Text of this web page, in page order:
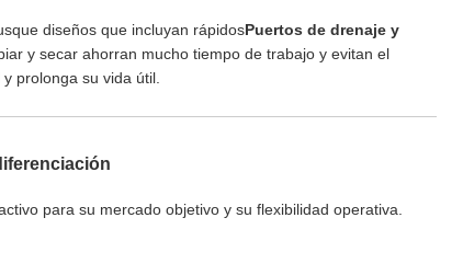
diseños que incluyan rápidosPuertos de drenaje y
y secar ahorran mucho tiempo de trabajo y evitan el
prolonga su vida útil.
para su mercado objetivo y su flexibilidad operativa.